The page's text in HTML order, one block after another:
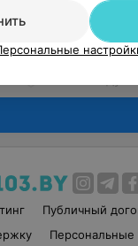
Публичный
Персональные